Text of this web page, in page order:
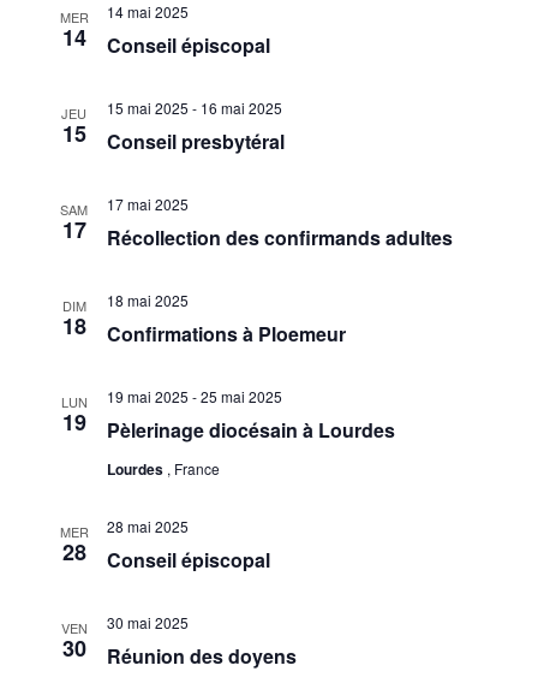
MER
14 Conseil épiscopal
14 mai 2025
JEU
15 Conseil presbytéral
15 mai 2025 - 16 mai 2025
SAM
17 Récollection des confirmands adultes
17 mai 2025
DIM
18 Confirmations à Ploemeur
18 mai 2025
LUN
19 Pèlerinage diocésain à Lourdes
19 mai 2025 -25 mai 2025
Lourdes , France
MER
28 Conseil épiscopal
28 mai 2025
VEN
30 Réunion des doyens
30 mai 2025